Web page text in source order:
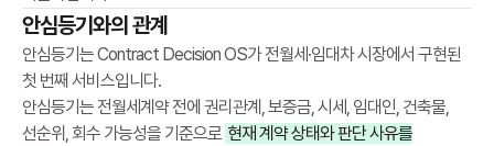
안심등기와의 관계
안심등기는 Contract Decision OS가 전월세·임대차 시장에서 구현된
첫 번째 서비스입니다.
안심등기는 전월세계약 전에 권리관계, 보증금, 시세, 임대인, 건축물,
선순위, 회수 가능성을 기준으로 현재 계약 상태와 판단 사유를
n
C
o
d
e